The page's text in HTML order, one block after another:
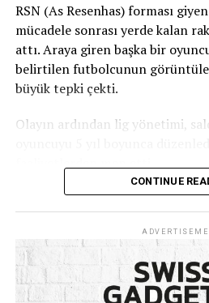
RSN (As Resenhas) forması
mücadele sonrası yerde kalan
attı. Araya giren başka bir
belirtilen futbolcunun
büyük tepki çekti.
Olayın ardından lig yönetimi,
Ceará Sivil Polisi de olayla ilgili
CONTINUE